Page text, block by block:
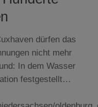
dürfen das
nicht mehr
In dem Wasser
festgestellt…